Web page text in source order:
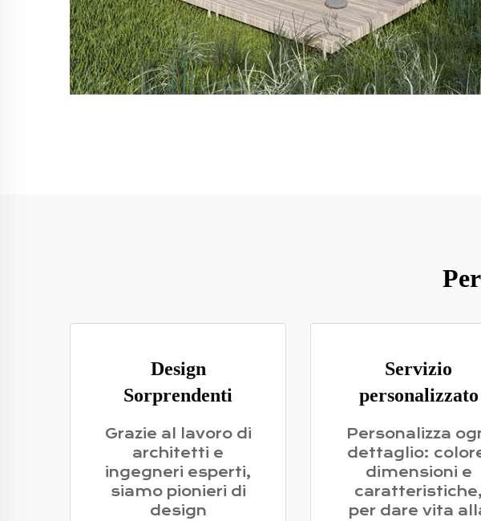
Design
Sorprendenti
Grazie al lavoro di
architetti e
ingegneri esperti,
siamo pionieri di
design
Servizio
personalizzato
Personalizza
dettaglio:
dimensioni e
caratteristiche,
per dare vita